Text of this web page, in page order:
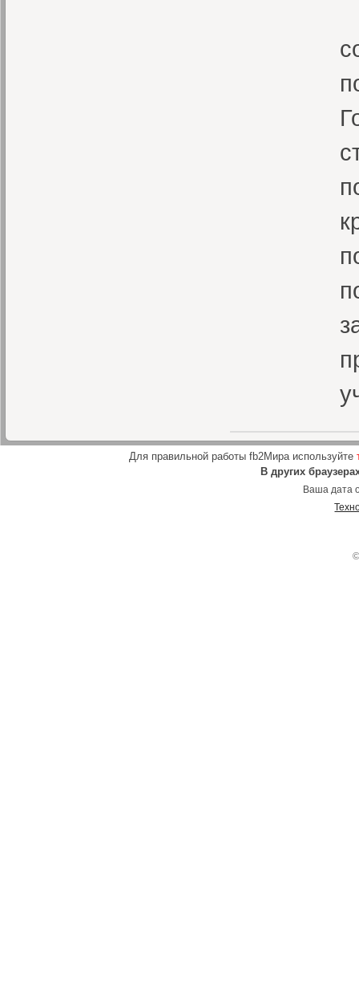
Для правильной работы fb2Мира используйте
В других
Ваша дата